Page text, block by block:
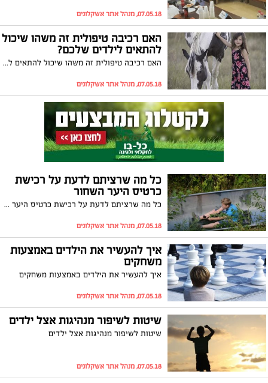
07.05.18, מנהל אתר אשקלונים
האם רכיבה טיפולית זה משהו שיכול
להתאים לילדים שלכם?
האם רכיבה טיפולית זה משהו שיכול להתאים לילדים שלכם?
07.05.18, מנהל אתר אשקלונים
כל מה שרציתם לדעת על רכישת
כרטיס היער השחור
כל מה שרציתם לדעת על רכישת כרטיס היער השחור
07.05.18, מנהל אתר אשקלונים
איך להעשיר את הילדים באמצעות
משחקים
איך להעשיר את הילדים באמצעות משחקים
07.05.18, מנהל אתר אשקלונים
שיטות לשיפור מנהיגות אצל ילדים
שיטות לשיפור מנהיגות אצל ילדים
07.05.18, מנהל אתר אשקלונים